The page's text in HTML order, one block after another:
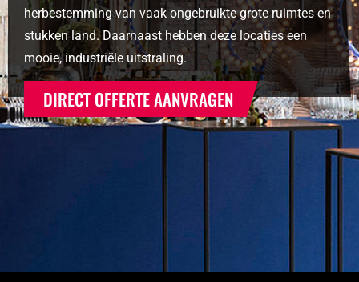
herbestemming van vaak ongebruikte grote ruimtes en
stukken land. Daarnaast hebben deze locaties een
mooie, industriële uitstraling.
DIRECT OFFERTE AANVRAGEN